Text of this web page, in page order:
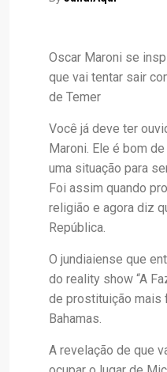
Oscar Maroni se
que vai tentar sair
de Temer
Você já deve ter
Maroni. Ele é bom
uma situação para
Foi assim quando
religião e agora diz
República.
O jundiaiense que
do reality show “A
de prostituição mais
Bahamas.
A revelação de que